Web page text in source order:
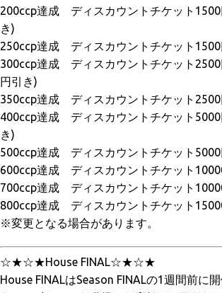
200ccp達成 ディスカウントチケット1500
き)
250ccp達成 ディスカウントチケット1500
300ccp達成 ディスカウントチケット
円引き)
350ccp達成 ディスカウントチケット2500
400ccp達成 ディスカウントチケット5000
き)
500ccp達成 ディスカウントチケット5000
600ccp達成 ディスカウントチケット
700ccp達成 ディスカウントチケット
800ccp達成 ディスカウントチケット
※変更となる場合があります。
☆★☆★House FINAL☆★☆★
House FINALはSeason FINALの1週間前に